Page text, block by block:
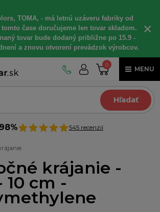
TOMA, - má letnú uzáveru fabriky od
tomto čase doručujeme len tovar skladom.
tovar bude dodaný približne po 15.9 -
a znovu otvorení prevádzok výrobcov.
×
0
MENU
Hľadať
98% 545 recenzií
krájanie -
10 cm -